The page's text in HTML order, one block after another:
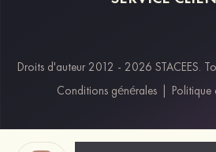
Modes de
Klarna
Paypal
Droits d'auteur 2012 - 2026 STACEES.
Conditions générales